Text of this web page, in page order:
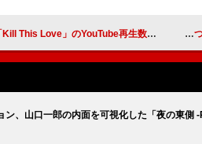
Love」のYouTube再生数が20億回を突破 レ
ン、山口一郎の内面を可視化した「夜の東